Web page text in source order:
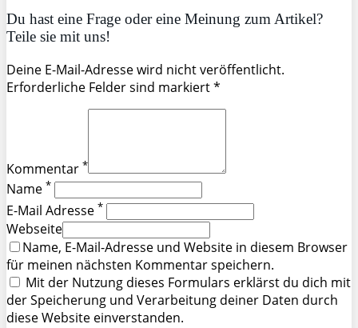
Du hast eine Frage oder eine Meinung zum Artikel?
Teile sie mit uns!
Deine E-Mail-Adresse wird nicht veröffentlicht.
Erforderliche Felder sind markiert *
Kommentar *
Name *
E-Mail Adresse *
Webseite
Name, E-Mail-Adresse und Website in diesem Browser
für meinen nächsten Kommentar speichern.
Mit der Nutzung dieses Formulars erklärst du dich mit
der Speicherung und Verarbeitung deiner Daten durch
diese Website einverstanden.